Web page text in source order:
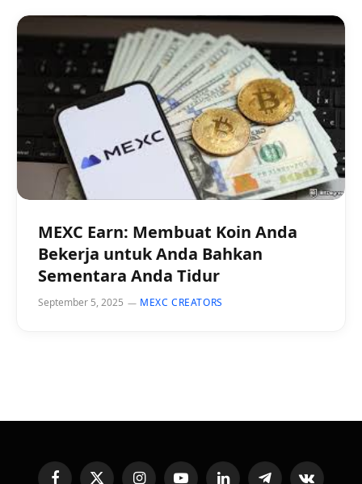
MEXC Earn: Membuat Koin Anda
Bekerja untuk Anda Bahkan
Sementara Anda Tidur
September 5, 2025 MEXC CREATORS